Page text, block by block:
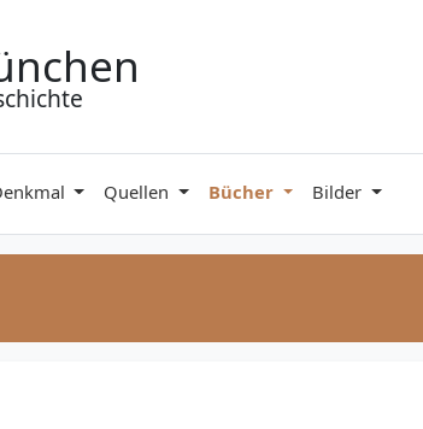
Quellen Bücher Bilder